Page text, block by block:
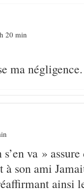
20 min
ma
va »
à son ami
ainsi